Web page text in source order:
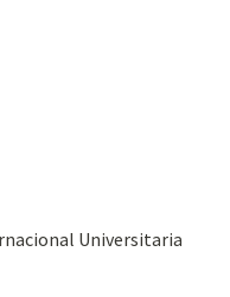
Universitaria